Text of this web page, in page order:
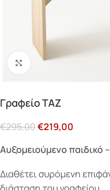
Κάντε κλικ για
Γραφείο ΤΑΖ
€295,00€219,00
Αυξομειούμενο παιδικό
Διαθέτει συρόμενη